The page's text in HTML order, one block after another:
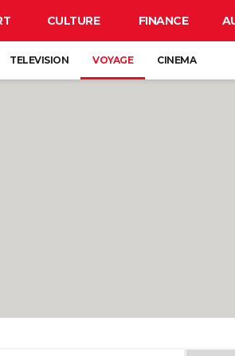
CULTURE FINANCE
TELEVISION VOYAGE CINEMA